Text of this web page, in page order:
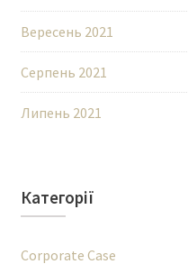
Вересень 2021
Серпень 2021
Липень 2021
Категорії
Corporate Case